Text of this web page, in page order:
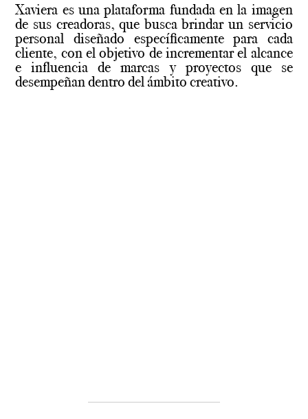
Xaviera es una plataforma fundada en la imagen
de sus creadoras, que busca brindar un servicio
personal diseñado específicamente para cada
cliente, con el objetivo de incrementar el alcance
e influencia de marcas y proyectos que se
desempeñan dentro del ámbito creativo.